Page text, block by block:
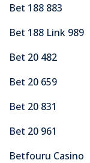
Bet 188 883
Bet 188 Link 989
Bet 20 482
Bet 20 659
Bet 20 831
Bet 20 961
Betfouru Casino